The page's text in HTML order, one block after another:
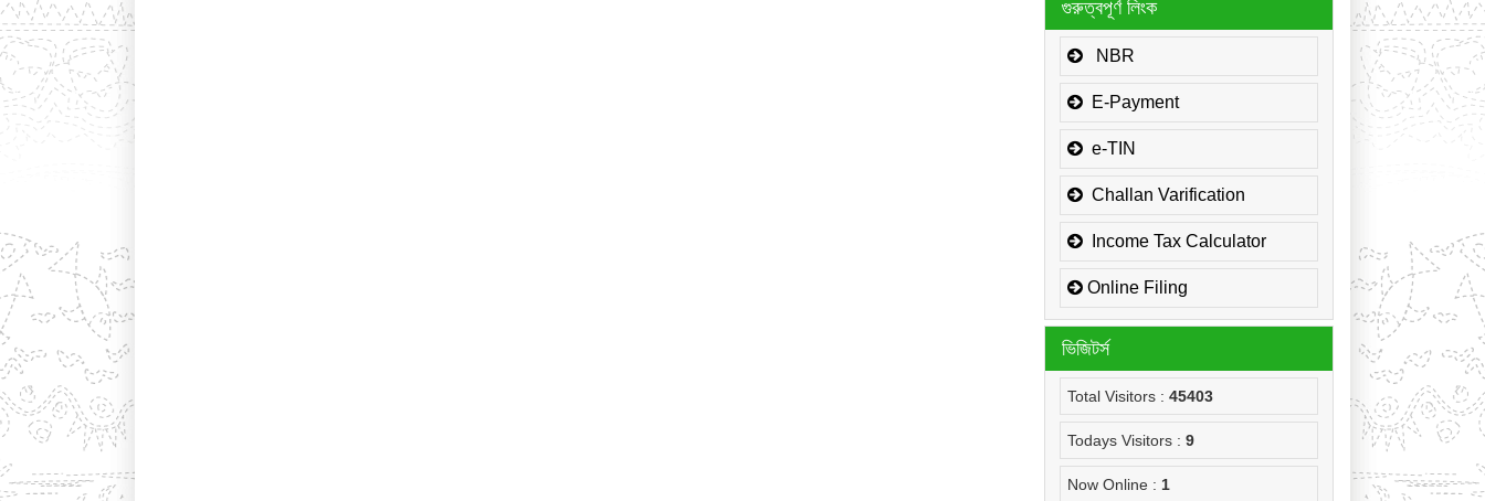
এর NOC
জনাব মোঃ হাবিবুর রহমান, প্রধান সহকারী,
সার্কেল-১(কোম্পানীজ), কর অঞ্চল
কাম-কম্পিউটার অপারেটর, উপকর কমিশনারের
-ময়মনসিংহ এর NOC
গুরুত্বপূর্ণ লিংক
NBR
E-Payment
e-TIN
Challan Varification
Income Tax Calculator
Online Filing
ভিজিটর্স
Total Visitors : 45403
Todays Visitors : 9
Now Online : 1